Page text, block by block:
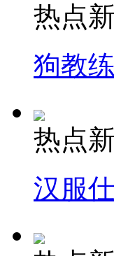
热点
狗教
热点
汉服